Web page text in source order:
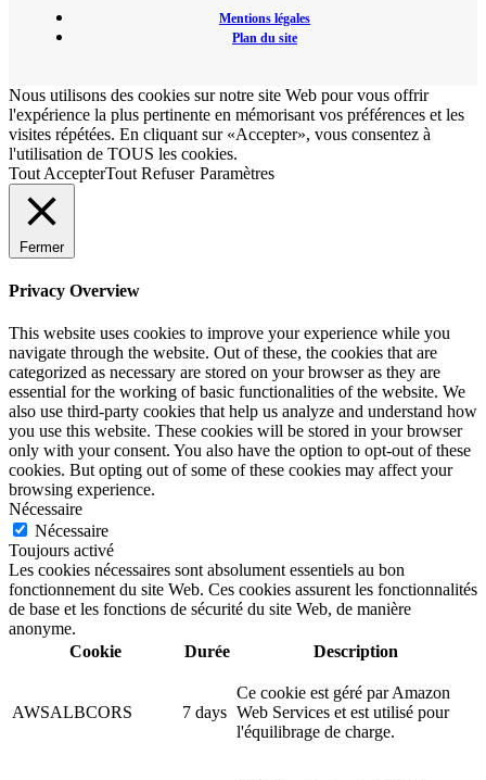
Mentions légales
Plan du site
Nous utilisons des cookies sur notre site Web pour vous offrir
l'expérience la plus pertinente en mémorisant vos préférences et les
visites répétées. En cliquant sur «Accepter», vous consentez à
l'utilisation de TOUS les cookies.
Tout AccepterTout Refuser Paramètres
Fermer
Privacy Overview
This website uses cookies to improve your experience while you
navigate through the website. Out of these, the cookies that are
categorized as necessary are stored on your browser as they are
essential for the working of basic functionalities of the website. We
also use third-party cookies that help us analyze and understand how
you use this website. These cookies will be stored in your browser
only with your consent. You also have the option to opt-out of these
cookies. But opting out of some of these cookies may affect your
browsing experience.
Nécessaire
Nécessaire
Toujours activé
Les cookies nécessaires sont absolument essentiels au bon
fonctionnement du site Web. Ces cookies assurent les fonctionnalités
de base et les fonctions de sécurité du site Web, de manière
anonyme.
Cookie
Durée Description
AWSALBCORS 7 days
Ce cookie est géré par Amazon
Web Services et est utilisé pour
l'équilibrage de charge.